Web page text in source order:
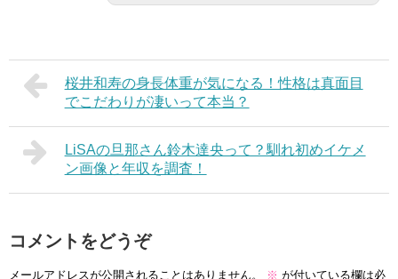
桜井和寿の身長体重が気になる！性格は真面目
でこだわりが凄いって本当？
LiSAの旦那さん鈴木達央って？馴れ初めイケメ
ン画像と年収を調査！
コメントをどうぞ
メールアドレスが公開されることはありません。 ※ が付いている欄は必